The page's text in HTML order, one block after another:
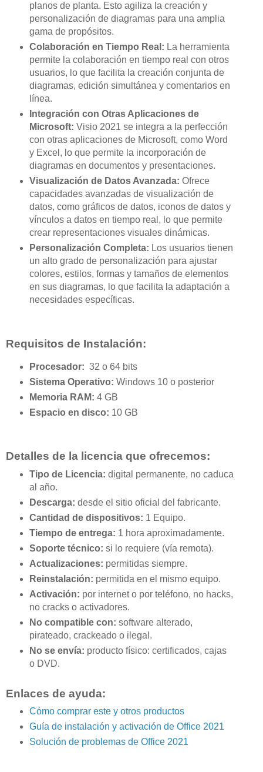
planos de planta. Esto agiliza la creación y
personalización de diagramas para una amplia
gama de propósitos.
Colaboración en Tiempo Real: La herramienta
permite la colaboración en tiempo real con otros
usuarios, lo que facilita la creación conjunta de
diagramas, edición simultánea y comentarios en
línea.
Integración con Otras Aplicaciones de
Microsoft: Visio 2021 se integra a la perfección
con otras aplicaciones de Microsoft, como Word
y Excel, lo que permite la incorporación de
diagramas en documentos y presentaciones.
Visualización de Datos Avanzada: Ofrece
capacidades avanzadas de visualización de
datos, como gráficos de datos, iconos de datos y
vínculos a datos en tiempo real, lo que permite
crear representaciones visuales dinámicas.
Personalización Completa: Los usuarios tienen
un alto grado de personalización para ajustar
colores, estilos, formas y tamaños de elementos
en sus diagramas, lo que facilita la adaptación a
necesidades específicas.
Requisitos de Instalación:
Procesador: 32 o 64 bits
Sistema Operativo: Windows 10 o posterior
Memoria RAM: 4 GB
Espacio en disco: 10 GB
Detalles de la licencia que ofrecemos:
Tipo de Licencia: digital permanente, no caduca
al año.
Descarga: desde el sitio oficial del fabricante.
Cantidad de dispositivos: 1 Equipo.
Tiempo de entrega: 1 hora aproximadamente.
Soporte técnico: si lo requiere (vía remota).
Actualizaciones: permitidas siempre.
Reinstalación: permitida en el mismo equipo.
Activación: por internet o por teléfono, no hacks,
no cracks o activadores.
No compatible con: software alterado,
pirateado, crackeado o ilegal.
No se envía: producto físico: certificados, cajas
o DVD.
Enlaces de ayuda:
Cómo comprar este y otros productos
Guía de instalación y activación de Office 2021
Solución de problemas de Office 2021